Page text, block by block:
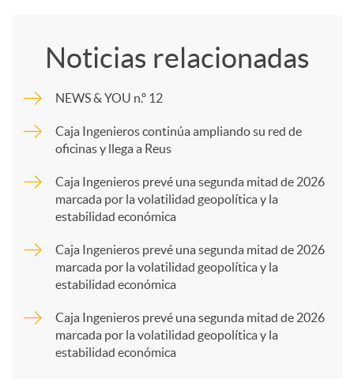
p
a
Noticias relacionadas
NEWS & YOU n.º 12
Caja Ingenieros continúa ampliando su red de
oficinas y llega a Reus
Caja Ingenieros prevé una segunda mitad de 2026
marcada por la volatilidad geopolítica y la
estabilidad económica
Caja Ingenieros prevé una segunda mitad de 2026
marcada por la volatilidad geopolítica y la
estabilidad económica
Caja Ingenieros prevé una segunda mitad de 2026
marcada por la volatilidad geopolítica y la
estabilidad económica